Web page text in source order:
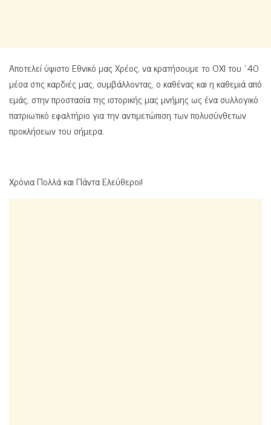
Αποτελεί ύψιστο Εθνικό μας Χρέος, να κρατήσουμε το ΟΧΙ του ΄40
μέσα στις καρδιές μας, συμβάλλοντας, ο καθένας και η καθεμιά από
εμάς, στην προστασία της ιστορικής μας μνήμης ως ένα συλλογικό
πατριωτικό εφαλτήριο για την αντιμετώπιση των πολυσύνθετων
προκλήσεων του σήμερα.
Χρόνια Πολλά και Πάντα Ελεύθεροι!